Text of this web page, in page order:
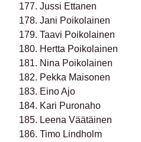
177. Jussi Ettanen
178. Jani Poikolainen
179. Taavi Poikolainen
180. Hertta Poikolainen
181. Nina Poikolainen
182. Pekka Maisonen
183. Eino Ajo
184. Kari Puronaho
185. Leena Väätäinen
186. Timo Lindholm